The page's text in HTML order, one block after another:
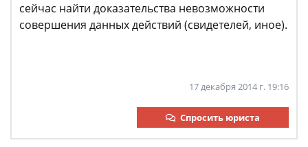
сейчас найти доказательства невозможности
совершения данных действий (свидетелей, иное).
17 декабря 2014 г. 19:16
Спросить юриста